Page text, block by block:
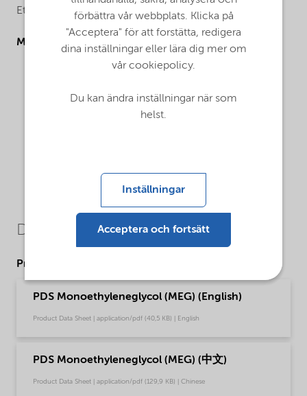
Ethane-1,2-diol
Molecular drawing
Downloads
Product Data Sheets
PDS Monoethyleneglycol (MEG) (English)
Product Data Sheet | application/pdf (40,5 KB) | English
PDS Monoethyleneglycol (MEG) (中文)
Product Data Sheet | application/pdf (129,9 KB) | Chinese
förbättra vår webbplats. Klicka på
"Acceptera" för att forstätta, redigera
dina inställningar eller lära dig mer om
vår cookiepolicy.
Du kan ändra inställningar när som
helst.
Inställningar
Acceptera och fortsätt